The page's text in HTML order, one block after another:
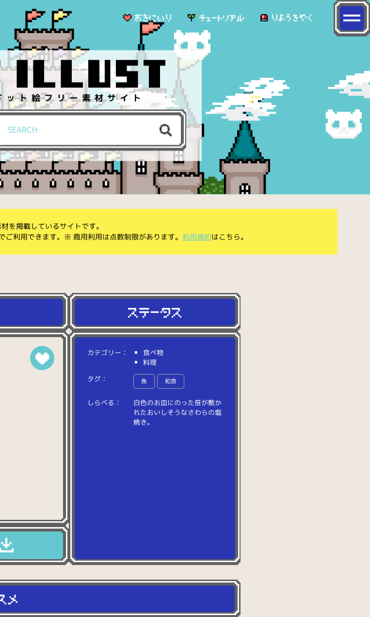
ット絵フリー素材サイト
を掲載しているサイトです。
利用できます。※ 商用利用は点数制限があります。 利用規約はこちら。
カテゴリー：
食べ物
料理
タグ：
魚 和食
しらべる： 白色のお皿にのった笹が敷か
れたおい しそうなさわらの塩
焼き。